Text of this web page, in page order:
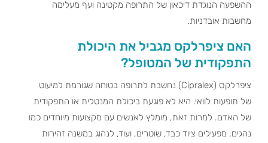
ההשפעה הנוגדת דיכאון של התרופה מקטינה ועף מעלימה
מחשבות אובדניות.
האם ציפרלקס מגביל את היכולת
התפקודית של המטופל?
ציפרלקס (Cipralex) נחשבת לתרופה בטוחה שגורמת למיעוט
של תופעות לוואי. היא לא פוגעת ביכולת המנטלית או התפקודית
של האדם. למרות זאת, מומלץ לאנשים עם מקצועות מיוחדים כמו
נהגים, מפעילים ציוד כבד, שוטרים, ועוד, לנהוג במשנה זהירות